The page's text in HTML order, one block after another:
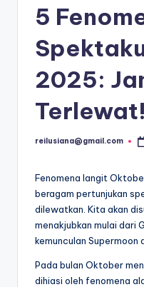
5
2025:
Terlewat!
Posted
reilusiana@gmail.com
Fenomena langit
beragam pertunjukan
dilewatkan. Kita akan
menakjubkan mulai dari
kemunculan Supermoon
Pada bulan Oktober
dihiasi oleh fenomena